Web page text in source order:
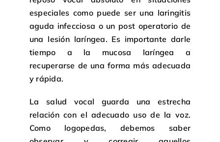
especiales como puede ser una laringitis
aguda infecciosa o un post operatorio de
una lesión laríngea. Es importante darle
tiempo a la mucosa laríngea a
recuperarse de una forma más adecuada
y rápida.
La salud vocal guarda una estrecha
relación con el adecuado uso de la voz.
Como logopedas, debemos saber